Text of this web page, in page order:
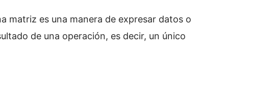
matriz es una manera de expresar datos o
de una operación, es decir, un único